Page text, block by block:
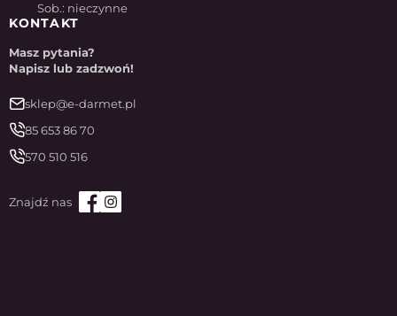
Sob.: nieczynne
KONTAKT
Masz pytania?
Napisz lub zadzwoń!
sklep@e-darmet.pl
85 653 86 70
570 510 516